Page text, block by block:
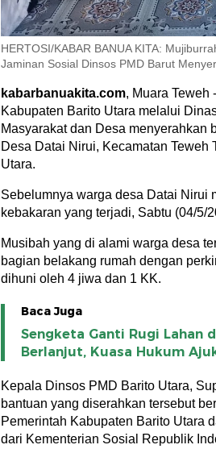
HERTOSI/KABAR BANUA KITA:
Jaminan Sosial Dinsos PMD Barut
kabarbanuakita.com, Muara Teweh
Kabupaten Barito Utara melalui
Masyarakat dan Desa menyerahkan
Desa Datai Nirui, Kecamatan Teweh
Utara.
Sebelumnya warga desa Datai Nirui
kebakaran yang terjadi, Sabtu (04/5/
Musibah yang di alami warga desa
bagian belakang rumah dengan
dihuni oleh 4 jiwa dan 1 KK.
Baca Juga
Sengketa Ganti Rugi Lahan
Berlanjut, Kuasa Hukum
Kepala Dinsos PMD Barito Utara,
bantuan yang diserahkan tersebut
Pemerintah Kabupaten Barito Utara
dari Kementerian Sosial Republik